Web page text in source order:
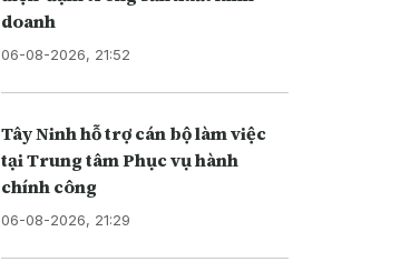
doanh
06-08-2026, 21:52
Tây Ninh hỗ trợ cán bộ làm việc
tại Trung tâm Phục vụ hành
chính công
06-08-2026, 21:29